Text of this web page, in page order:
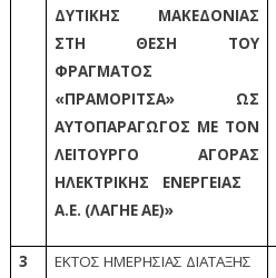
ΔΥΤΙΚΗΣ ΜΑΚΕΔΟΝΙΑΣ
ΣΤΗ ΘΕΣΗ ΤΟΥ
ΦΡΑΓΜΑΤΟΣ
«ΠΡΑΜΟΡΙΤΣΑ» ΩΣ
ΑΥΤΟΠΑΡΑΓΩΓΟΣ ΜΕ ΤΟΝ
ΛΕΙΤΟΥΡΓΟ ΑΓΟΡΑΣ
ΗΛΕΚΤΡΙΚΗΣ ΕΝΕΡΓΕΙΑΣ
Α.Ε. (ΛΑΓΗΕ ΑΕ)»
3 ΕΚΤΟΣ ΗΜΕΡΗΣΙΑΣ ΔΙΑΤΑΞΗΣ